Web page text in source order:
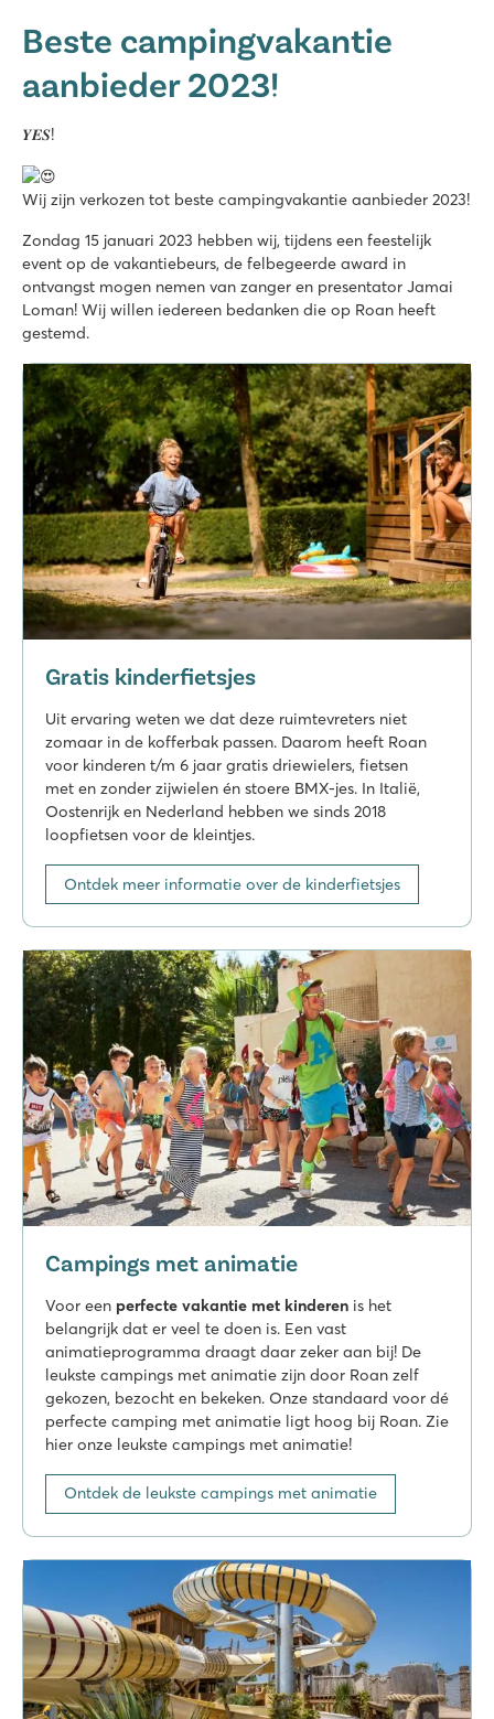
Beste campingvakantie
aanbieder 2023!
𝒀𝑬𝑺!
Wij zijn verkozen tot beste campingvakantie aanbieder 2023!
Zondag 15 januari 2023 hebben wij, tijdens een feestelijk
event op de vakantiebeurs, de felbegeerde award in
ontvangst mogen nemen van zanger en presentator Jamai
Loman! Wij willen iedereen bedanken die op Roan heeft
gestemd.
Gratis kinderfietsjes
Uit ervaring weten we dat deze ruimtevreters niet
zomaar in de kofferbak passen. Daarom heeft Roan
voor kinderen t/m 6 jaar gratis driewielers, fietsen
met en zonder zijwielen én stoere BMX-jes. In Italië,
Oostenrijk en Nederland hebben we sinds 2018
loopfietsen voor de kleintjes.
Ontdek meer informatie over de kinderfietsjes
Campings met animatie
Voor een perfecte vakantie met kinderen is het
belangrijk dat er veel te doen is. Een vast
animatieprogramma draagt daar zeker aan bij! De
leukste campings met animatie zijn door Roan zelf
gekozen, bezocht en bekeken. Onze standaard voor dé
perfecte camping met animatie ligt hoog bij Roan. Zie
hier onze leukste campings met animatie!
Ontdek de leukste campings met animatie